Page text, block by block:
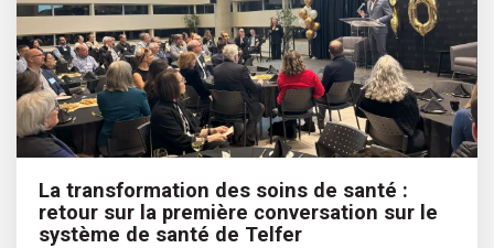
La transformation des soins de santé :
retour sur la première conversation sur le
système de santé de Telfer